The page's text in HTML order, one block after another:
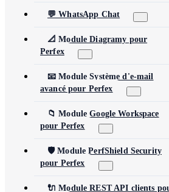
📂 View All 10+ Modules →
Shopify
🛒 Vertex — Premium
💬 WhatsApp Chat
📐 Module Diagramy pour
Perfex
📧 Module Système d'e-mail
avancé pour Perfex
📁 Module Google Workspace
pour Perfex
🛡️ Module PerfShield Security
pour Perfex
🔌 Module REST API clients